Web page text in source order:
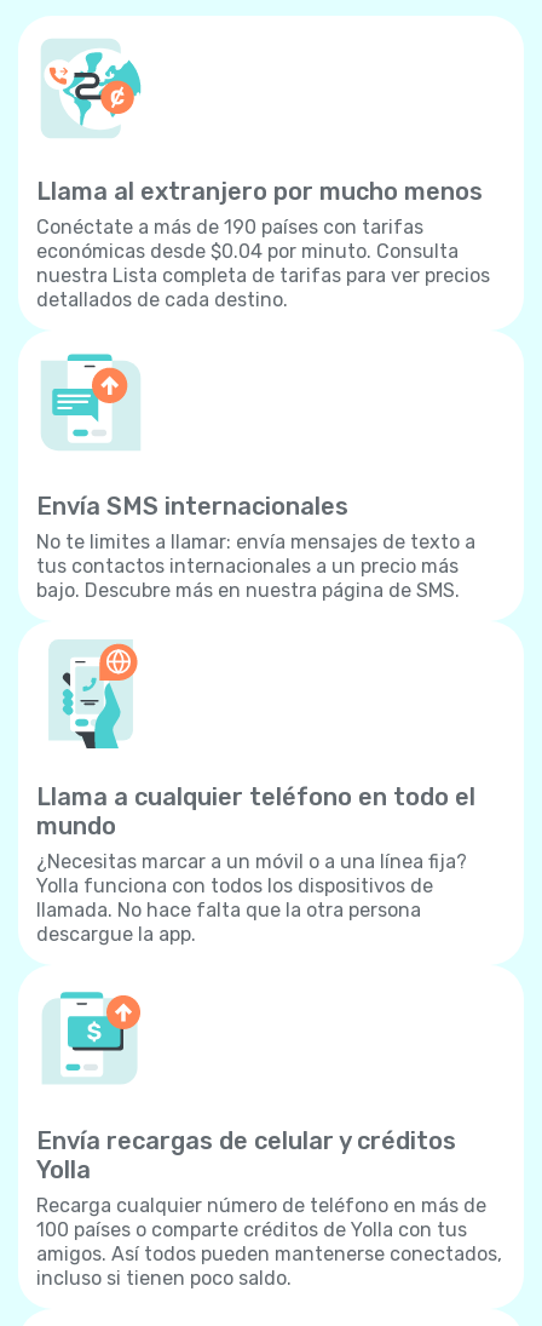
Llama al extranjero por mucho menos
Conéctate a más de 190 países con tarifas
económicas desde $0.04 por minuto. Consulta
nuestra Lista completa de tarifas para ver precios
detallados de cada destino.
Envía SMS internacionales
No te limites a llamar: envía mensajes de texto a
tus contactos internacionales a un precio más
bajo. Descubre más en nuestra página de SMS.
Llama a cualquier teléfono en todo el
mundo
¿Necesitas marcar a un móvil o a una línea fija?
Yolla funciona con todos los dispositivos de
llamada. No hace falta que la otra persona
descargue la app.
Envía recargas de celular y créditos
Yolla
Recarga cualquier número de teléfono en más de
100 países o comparte créditos de Yolla con tus
amigos. Así todos pueden mantenerse conectados,
incluso si tienen poco saldo.